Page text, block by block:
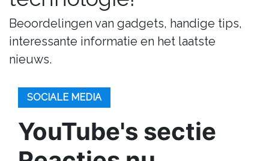
Beoordelingen van gadgets, handige tips,
interessante informatie en het laatste
nieuws.
SOCIALE MEDIA
YouTube's sectie